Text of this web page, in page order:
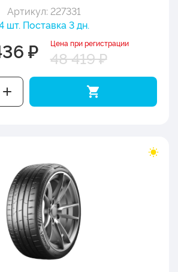
Артикул: 227331
шт. Поставка 3 дн.
₽ Цена при регистрации
48 419 ₽